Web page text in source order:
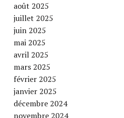
août 2025
juillet 2025
juin 2025
mai 2025
avril 2025
mars 2025
février 2025
janvier 2025
décembre 2024
novembre 2024